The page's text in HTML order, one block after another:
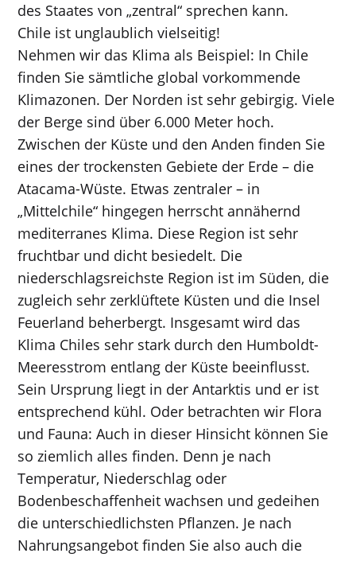
des Staates von „zentral“ sprechen kann.
Chile ist unglaublich vielseitig!
Nehmen wir das Klima als Beispiel: In Chile
finden Sie sämtliche global vorkommende
Klimazonen. Der Norden ist sehr gebirgig. Viele
der Berge sind über 6.000 Meter hoch.
Zwischen der Küste und den Anden finden Sie
eines der trockensten Gebiete der Erde – die
Atacama-Wüste. Etwas zentraler – in
„Mittelchile“ hingegen herrscht annähernd
mediterranes Klima. Diese Region ist sehr
fruchtbar und dicht besiedelt. Die
niederschlagsreichste Region ist im Süden, die
zugleich sehr zerklüftete Küsten und die Insel
Feuerland beherbergt. Insgesamt wird das
Klima Chiles sehr stark durch den Humboldt-
Meeresstrom entlang der Küste beeinflusst.
Sein Ursprung liegt in der Antarktis und er ist
entsprechend kühl. Oder betrachten wir Flora
und Fauna: Auch in dieser Hinsicht können Sie
so ziemlich alles finden. Denn je nach
Temperatur, Niederschlag oder
Bodenbeschaffenheit wachsen und gedeihen
die unterschiedlichsten Pflanzen. Je nach
Nahrungsangebot finden Sie also auch die